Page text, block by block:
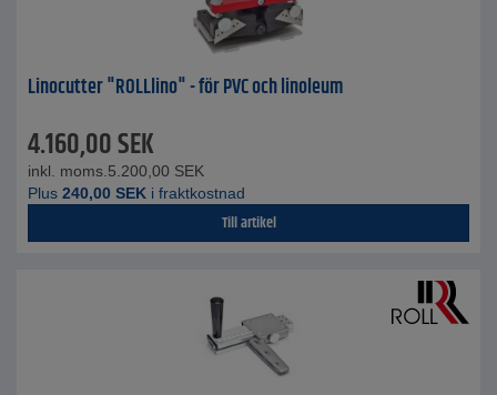
Linocutter "ROLLlino" - för PVC och linoleum
4.160,00SEK
inkl. moms. 5.200,00 SEK
Plus 240,00 SEK i fraktkostnad
Till artikel